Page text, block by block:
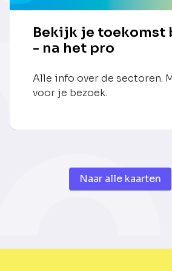
Bekijk je toekomst
- na het pro
Alle info over de sectoren.
voor je bezoek.
Naar alle kaarten